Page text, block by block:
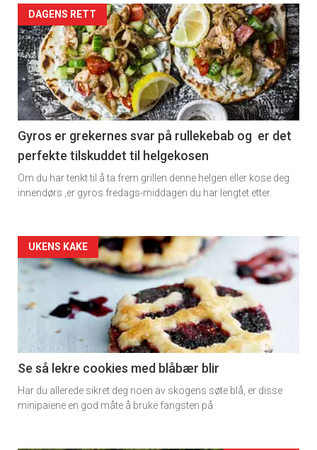
Artikler
detail
-
section
11
Dagens
rett
DAGENS RETT
Gyros er grekernes svar på rullekebab og er det
perfekte tilskuddet til helgekosen
Om du har tenkt til å ta frem grillen denne helgen eller kose deg
innendørs ,er gyros fredags-middagen du har lengtet etter.
Artikler
detail
-
section
11
Ukens
UKENS KAKE
Se så lekre cookies med blåbær blir
Har du allerede sikret deg noen av skogens søte blå, er disse
minipaiene en god måte å bruke fangsten på.